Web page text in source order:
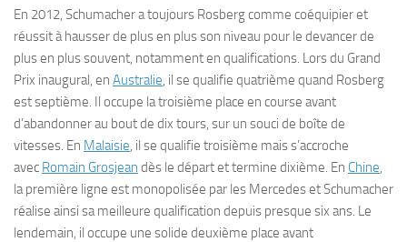
En 2012, Schumacher a toujours Rosberg comme coéquipier et
réussit à hausser de plus en plus son niveau pour le devancer de
plus en plus souvent, notamment en qualifications. Lors du Grand
Prix inaugural, en Australie, il se qualifie quatrième quand Rosberg
est septième. Il occupe la troisième place en course avant
d’abandonner au bout de dix tours, sur un souci de boîte de
vitesses. En Malaisie, il se qualifie troisième mais s’accroche
avec Romain Grosjean dès le départ et termine dixième. En Chine,
la première ligne est monopolisée par les Mercedes et Schumacher
réalise ainsi sa meilleure qualification depuis presque six ans. Le
lendemain, il occupe une solide deuxième place avant